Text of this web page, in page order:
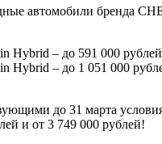
автомобили бренда
Hybrid – до 591 000
Hybrid – до 1 051 000
до 31 марта
и от 3 749 000 рублей!